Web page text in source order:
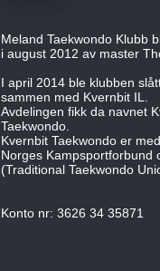
Meland Taekwondo Klubb
i august 2012 av master
I april 2014 ble klubben
sammen med Kvernbit IL.
Avdelingen fikk da navnet
Taekwondo.
Kvernbit Taekwondo er
Norges Kampsportforbund
(Traditional Taekwondo
Konto nr: 3626 34 35871